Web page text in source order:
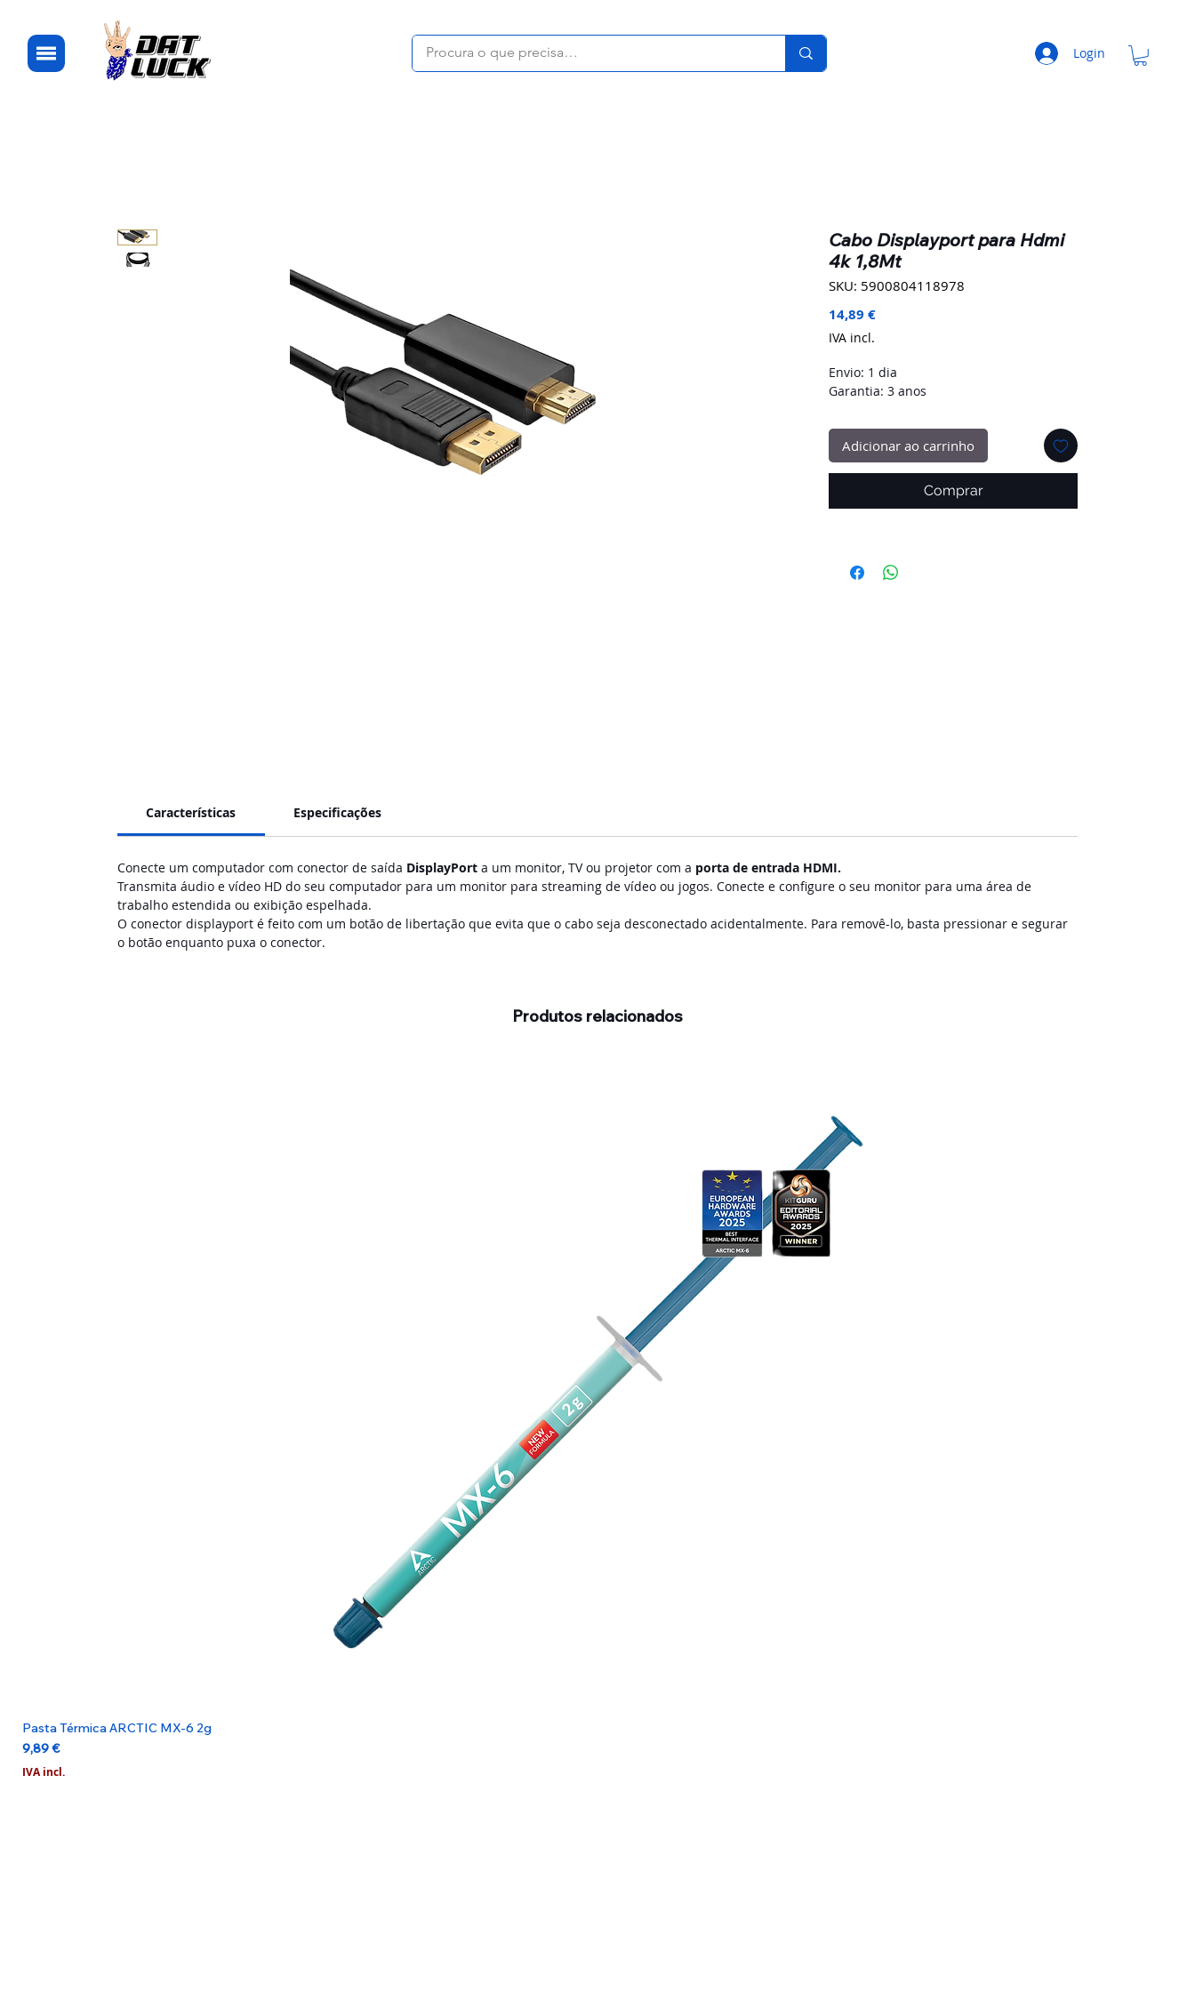
Login
Cabo Displayport para Hdmi
4k 1,8Mt
SKU: 5900804118978
14,89 €Preço
IVA incl.
Envio: 1 dia
Garantia: 3 anos
Adicionar ao carrinho
Comprar
Características Especificações
Conecte um computador com conector de saída DisplayPort a um monitor, TV ou projetor com a porta de entrada HDMI.
Transmita áudio e vídeo HD do seu computador para um monitor para streaming de vídeo ou jogos. Conecte e configure o seu monitor para uma área de
trabalho estendida ou exibição espelhada.
O conector displayport é feito com um botão de libertação que evita que o cabo seja desconectado acidentalmente. Para removê-lo, basta pressionar e segurar
o botão enquanto puxa o conector.
Produtos relacionados
Pasta Térmica ARCTIC MX-6 2g
Preço
9,89 €
IVA incl.